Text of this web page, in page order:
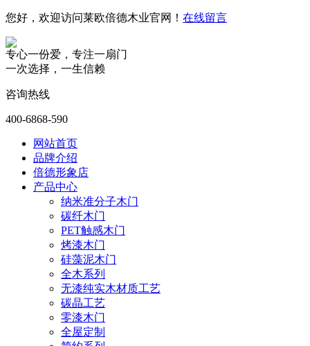
您好，欢迎访问莱欧倍德木业官网！ 在线留言
专心一份爱，专注一扇门
一次选择，一生信赖
咨询热线
400-6868-590
网站首页
品牌介绍
倍德形象店
产品中心
纳米准分子木门
碳纤木门
PET触感木门
烤漆木门
硅藻泥木门
全木系列
无漆纯实木材质工艺
碳晶工艺
零漆木门
全屋定制